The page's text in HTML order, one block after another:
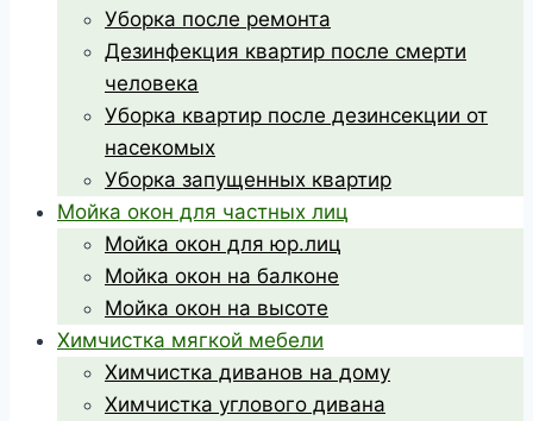
Уборка после ремонта
Дезинфекция квартир после смерти
человека
Уборка квартир после дезинсекции от
насекомых
Уборка запущенных квартир
Мойка окон для частных лиц
Мойка окон для юр.лиц
Мойка окон на балконе
Мойка окон на высоте
Химчистка мягкой мебели
Химчистка диванов на дому
Химчистка углового дивана